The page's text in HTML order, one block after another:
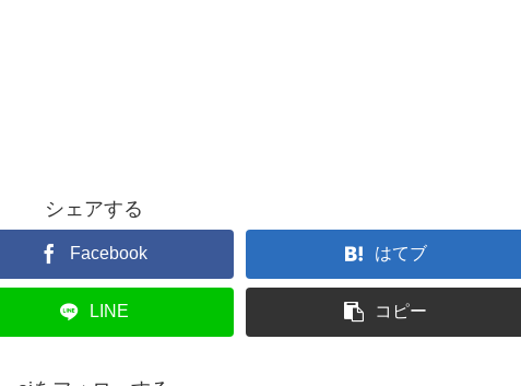
シェアする
Facebook はてブ
LINE コピー